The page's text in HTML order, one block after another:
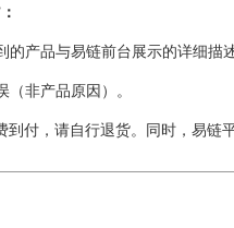
的产品与易链前台展示的详细
非产品原因）。
付，请自行退货。同时，易链